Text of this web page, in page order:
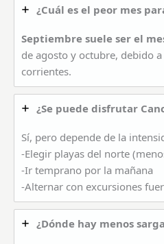
¿Cuál es el peor mes
Septiembre suele ser el
de agosto y octubre, debido
corrientes.
¿Se puede disfrutar
Sí, pero depende de la
-Elegir playas del norte
-Ir temprano por la mañana
-Alternar con excursiones
¿Dónde hay menos